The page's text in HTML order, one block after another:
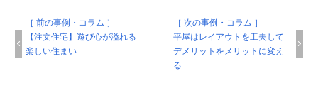
［ 前の事例・コラム ］
【注文住宅】遊び心が溢れる
楽しい住まい
［ 次の事例・コラム ］
平屋はレイアウトを工夫して
デメリットをメリットに変え
る